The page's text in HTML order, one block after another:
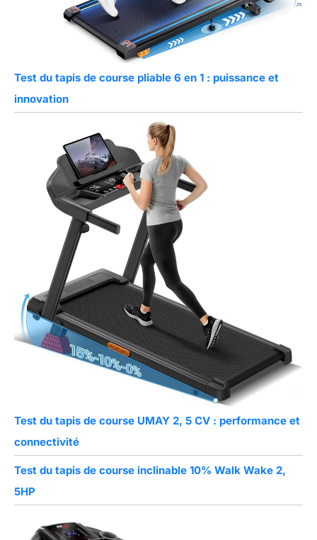
Test du tapis de course pliable 6 en 1 : puissance et
innovation
Test du tapis de course UMAY 2, 5 CV : performance et
connectivité
Test du tapis de course inclinable 10% Walk Wake 2,
5HP